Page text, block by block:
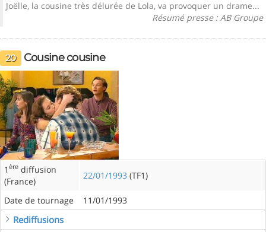
Joëlle, la cousine très délurée de Lola, va provoquer un drame...
Résumé presse : AB Groupe
20 Cousine cousine
1 ère diffusion
(France)
22/01/1993 (TF1)
Date de tournage 11/01/1993
Rediffusions